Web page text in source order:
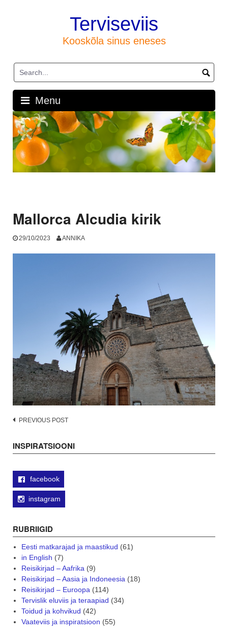
Terviseviis
Kooskõla sinus eneses
Menu
Mallorca Alcudia kirik
29/10/2023 ANNIKA
Post
PREVIOUS POST
INSPIRATSIOONI
facebook
instagram
RUBRIIGID
Eesti matkarajad ja maastikud (61)
in English (7)
Reisikirjad – Aafrika(9)
Reisikirjad – Aasia ja Indoneesia(18)
Reisikirjad – Euroopa(114)
Tervislik eluviis ja teraapiad (34)
Toidud ja kohvikud (42)
Vaateviis ja inspiratsioon (55)